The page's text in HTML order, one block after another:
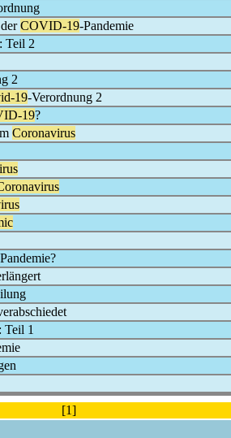
COVID-19-Pandemie
Teil 2
2
19-Verordnung 2
19?
Coronavirus
Teil 1
[1]